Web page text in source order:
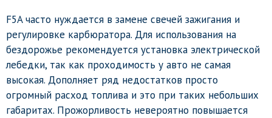
F5A часто нуждается в замене свечей зажигания и
регулировке карбюратора. Для использования на
бездорожье рекомендуется установка электрической
лебедки, так как проходимость у авто не самая
высокая. Дополняет ряд недостатков просто
огромный расход топлива и это при таких небольших
габаритах. Прожорливость невероятно повышается